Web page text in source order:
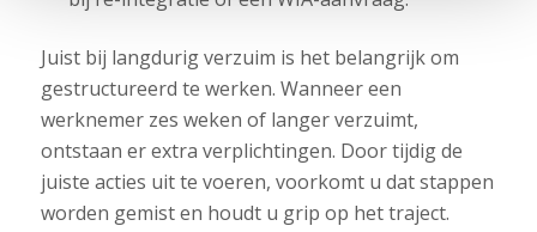
Juist bij langdurig verzuim is het belangrijk om
gestructureerd te werken. Wanneer een
werknemer zes weken of langer verzuimt,
ontstaan er extra verplichtingen. Door tijdig de
juiste acties uit te voeren, voorkomt u dat stappen
worden gemist en houdt u grip op het traject.